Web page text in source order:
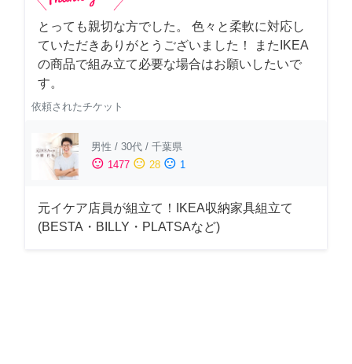
とっても親切な方でした。 色々と柔軟に対応し
ていただきありがとうございました！ またIKEA
の商品で組み立て必要な場合はお願いしたいで
す。
依頼されたチケット
男性 / 30代 / 千葉県
sentiment_satisfied 1477 sentiment_neutral 28 sentiment_dissatisfied 1
元イケア店員が組立て！IKEA収納家具組立て
(BESTA・BILLY・PLATSAなど)